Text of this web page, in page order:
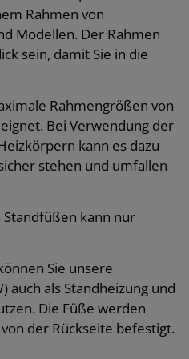
Rahmen von
Modellen. Der Rahmen
sein, damit Sie in die
Rahmengrößen von
Bei Verwendung der
kann es dazu
stehen und umfallen
kann nur
Sie unsere
auch als Standheizung und
Die Füße werden
der Rückseite befestigt.